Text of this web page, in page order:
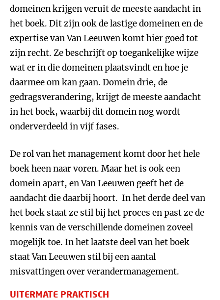
domeinen krijgen veruit de meeste aandacht in
het boek. Dit zijn ook de lastige domeinen en de
expertise van Van Leeuwen komt hier goed tot
zijn recht. Ze beschrijft op toegankelijke wijze
wat er in die domeinen plaatsvindt en hoe je
daarmee om kan gaan. Domein drie, de
gedragsverandering, krijgt de meeste aandacht
in het boek, waarbij dit domein nog wordt
onderverdeeld in vijf fases.
De rol van het management komt door het hele
boek heen naar voren. Maar het is ook een
domein apart, en Van Leeuwen geeft het de
aandacht die daarbij hoort. In het derde deel van
het boek staat ze stil bij het proces en past ze de
kennis van de verschillende domeinen zoveel
mogelijk toe. In het laatste deel van het boek
staat Van Leeuwen stil bij een aantal
misvattingen over verandermanagement.
UITERMATE PRAKTISCH